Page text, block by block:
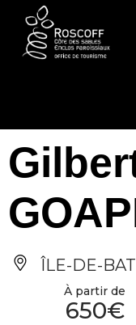
ÎLE-DE-
À partir de
650€
Cookies